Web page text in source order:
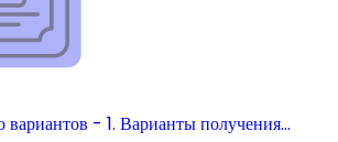
вариантов - 1. Варианты получения…